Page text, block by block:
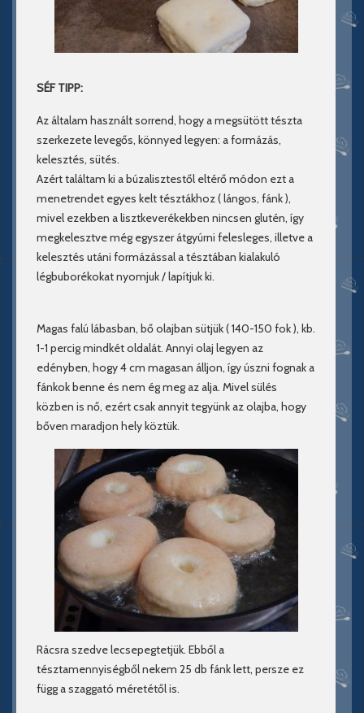
SÉF TIPP:
Az általam használt sorrend, hogy a megsütött tészta
szerkezete levegős, könnyed legyen: a formázás,
kelesztés, sütés.
Azért találtam ki a búzalisztestől eltérő módon ezt a
menetrendet egyes kelt tésztákhoz ( lángos, fánk ),
mivel ezekben a lisztkeverékekben nincsen glutén, így
megkelesztve még egyszer átgyúrni felesleges, illetve a
kelesztés utáni formázással a tésztában kialakuló
légbuborékokat nyomjuk / lapítjuk ki.
Magas falú lábasban, bő olajban sütjük ( 140-150 fok ), kb.
1-1 percig mindkét oldalát. Annyi olaj legyen az
edényben, hogy 4 cm magasan álljon, így úszni fognak a
fánkok benne és nem ég meg az alja. Mivel sülés
közben is nő, ezért csak annyit tegyünk az olajba, hogy
bőven maradjon hely köztük.
Rácsra szedve lecsepegtetjük. Ebből a
tésztamennyiségből nekem 25 db fánk lett, persze ez
függ a szaggató méretétől is.